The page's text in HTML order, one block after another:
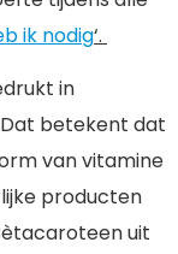
ik nodig‘.
in
betekent dat
van vitamine
producten
uit